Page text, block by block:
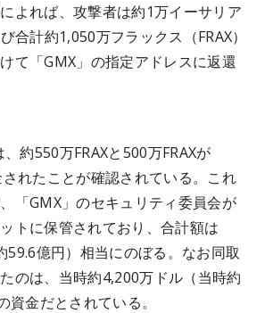
よれば、攻撃者は約1万イーサリア
合計約1,050万フラックス（FRAX）
て「GMX」の指定アドレスに返還
、約550万FRAXと500万FRAXが
されたことが確認されている。これ
「GMX」のセキュリティ委員会が
トに保管されており、合計額は
59.6億円）相当にのぼる。なお同取
のは、当時約4,200万ドル（当時約
資金だとされている。